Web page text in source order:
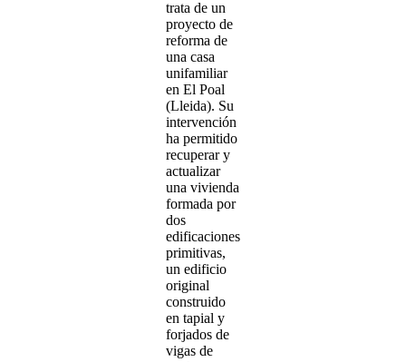
trata de un
proyecto de
reforma de
una casa
unifamiliar
en El Poal
(Lleida). Su
intervención
ha permitido
recuperar y
actualizar
una vivienda
formada por
dos
edificaciones
primitivas,
un edificio
original
construido
en tapial y
forjados de
vigas de